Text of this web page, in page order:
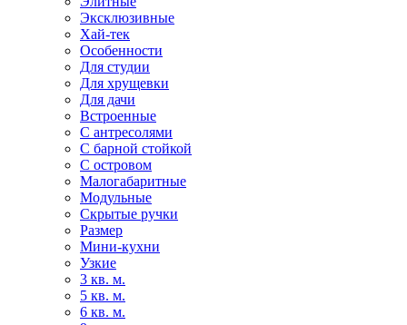
Эксклюзивные
Хай-тек
Особенности
Для студии
Для хрущевки
Для дачи
Встроенные
С антресолями
С барной стойкой
С островом
Малогабаритные
Модульные
Скрытые ручки
Размер
Мини-кухни
Узкие
3 кв. м.
5 кв. м.
6 кв. м.